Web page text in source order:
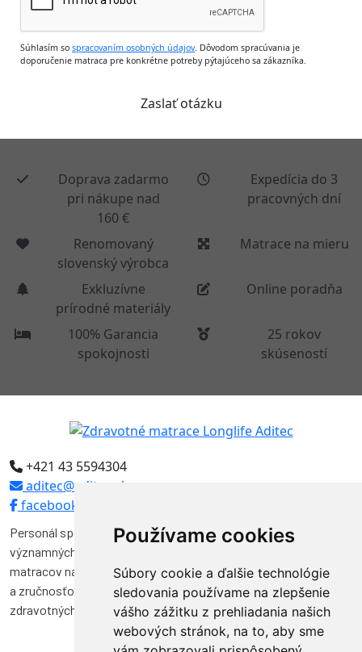
Používame cookies
Súbory cookie a ďalšie technológie
sledovania používame na zlepšenie
vášho zážitku z prehliadania našich
webových stránok, na to, aby sme
Súhlasím so spracovaním osobných údajov. Dôvodom spracúvania je
doporučenie matraca pre konkrétne potreby pýtajúceho sa zákazníka.
Doprava zadarmo
pri nákupe nad
160 €
Expedícia do 3
pracovných dní
Renomovaný
slovenský výrobca
Matrace na mieru
Exkluzívne
prírodné materiály
Online poradňa
100% Garancia
spokojnosti
25 rokov
skúseností
+421 43 5594304
aditec@aditec.sk
facebook
Personál spoločnosti Aditec tvoria odborníci, ktorí pôsobili vo
významných funkciách v niekoľkých spoločnostiach na výrobu
matracov na Slovensku. Svojimi vedomosťami, skúsenosťami
a zručnosťou značnou mierou prispeli k vývoju a kvalite výroby
zdravotných matracov na Slovensku.